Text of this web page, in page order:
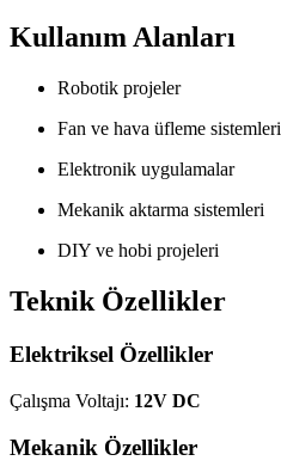
Kullanım Alanları
Robotik projeler
Fan ve hava üfleme sistemleri
Elektronik uygulamalar
Mekanik aktarma sistemleri
DIY ve hobi projeleri
Teknik Özellikler
Elektriksel Özellikler
Çalışma Voltajı: 12V DC
Mekanik Özellikler